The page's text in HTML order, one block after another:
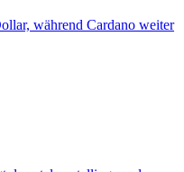
während Cardano weiter